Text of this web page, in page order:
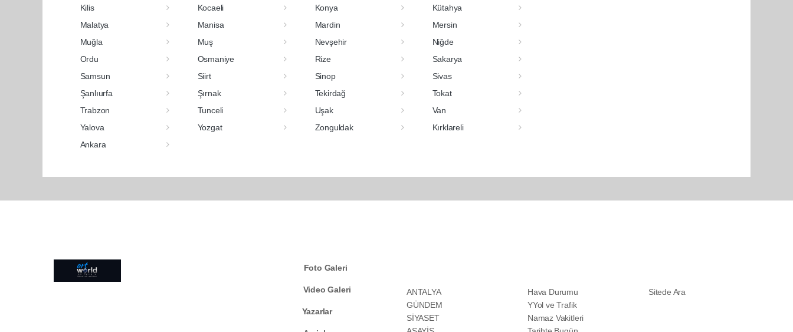
Kilis
Kocaeli Konya
Kütahya
Malatya
Manisa Mardin
Mersin
Muğla
Muş Nevşehir
Niğde
Ordu
Osmaniye Rize
Sakarya
Samsun
Siirt Sinop
Sivas
Şanlıurfa
Şırnak Tekirdağ
Tokat
Trabzon
Tunceli Uşak
Van
Yalova
Yozgat Zonguldak
Kırklareli
Ankara
Foto Galeri
Video Galeri
Yazarlar
ANTALYA
GÜNDEM
SİYASET
Hava Durumu
YYol ve Trafik
Namaz Vakitleri
Sitede Ara